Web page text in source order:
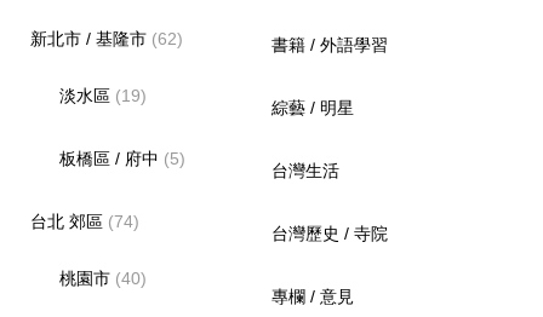
新北市 / 基隆市(62)
淡水區 (19)
板橋區 / 府中 (5)
台北 郊區(74)
桃園市 (40)
書籍 / 外語學習
綜藝 / 明星
台灣生活
台灣歷史 / 寺院
專欄 / 意見